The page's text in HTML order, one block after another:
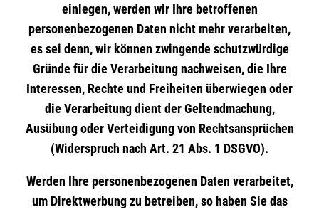
einlegen, werden wir Ihre betroffenen
personenbezogenen Daten nicht mehr verarbeiten,
es sei denn, wir können zwingende schutzwürdige
Gründe für die Verarbeitung nachweisen, die Ihre
Interessen, Rechte und Freiheiten überwiegen oder
die Verarbeitung dient der Geltendmachung,
Ausübung oder Verteidigung von Rechtsansprüchen
(Widerspruch nach Art. 21 Abs. 1 DSGVO).
Werden Ihre personenbezogenen Daten verarbeitet,
um Direktwerbung zu betreiben, so haben Sie das